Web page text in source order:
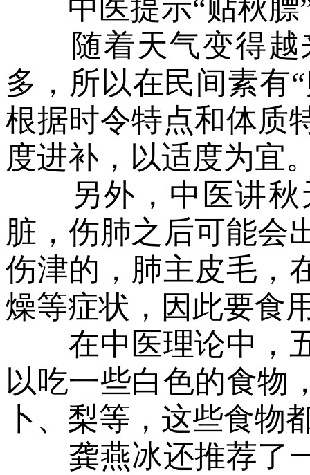
中医提示“贴秋膘
随着天气变得越
多，所以在民间素有
根据时令特点和体质
度进补，以适度为宜
另外，中医讲秋
脏，伤肺之后可能会
伤津的，肺主皮毛，
燥等症状，因此要食
在中医理论中，五
以吃一些白色的食物
卜、梨等，这些食物
龚燕冰还推荐了一